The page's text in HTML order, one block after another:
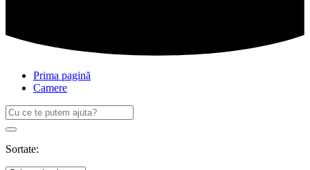
Prima pagină
Camere
Caută
după:
Search
Sortate: